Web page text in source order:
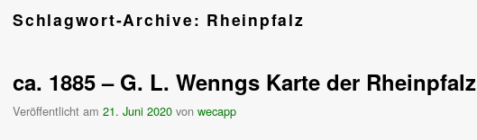
Schlagwort-Archive: Rheinpfalz
ca. 1885 – G. L. Wenngs Karte der Rheinpfalz
Veröffentlicht am 21. Juni 2020 von wecapp